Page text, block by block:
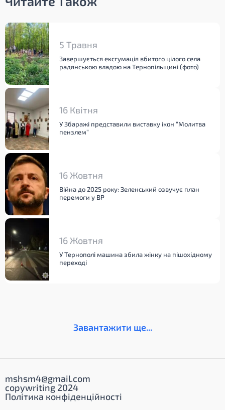
5 Травня
Завершується ексгумація вбитого цілого села
радянською владою на Тернопільщині (фото)
16 Квітня
У Збаражі представили виставку ікон “Молитва
пензлем”
16 Жовтня
Війна до 2025 року: Зеленський озвучує план
перемоги у ВР
16 Жовтня
У Тернополі машина збила жінку на пішохідному
переході
Завантажити ще...
mshsm4@gmail.com
copywriting 2024
Політика конфіденційності